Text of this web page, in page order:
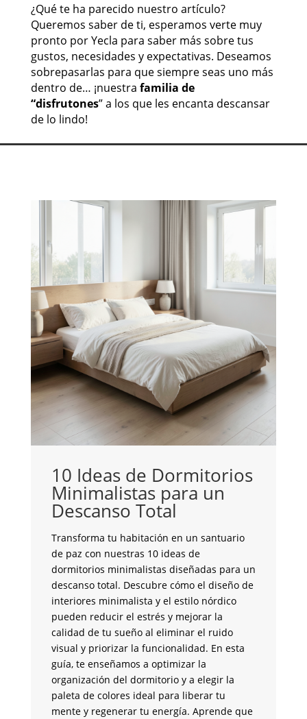
¿Qué te ha parecido nuestro artículo?
Queremos saber de ti, esperamos verte muy
pronto por Yecla para saber más sobre tus
gustos, necesidades y expectativas. Deseamos
sobrepasarlas para que siempre seas uno más
dentro de… ¡nuestra familia de
“disfrutones” a los que les encanta descansar
de lo lindo!
10 Ideas de Dormitorios
Minimalistas para un
Descanso Total
Transforma tu habitación en un santuario
de paz con nuestras 10 ideas de
dormitorios minimalistas diseñadas para un
descanso total. Descubre cómo el diseño de
interiores minimalista y el estilo nórdico
pueden reducir el estrés y mejorar la
calidad de tu sueño al eliminar el ruido
visual y priorizar la funcionalidad. En esta
guía, te enseñamos a optimizar la
organización del dormitorio y a elegir la
paleta de colores ideal para liberar tu
mente y regenerar tu energía. Aprende que